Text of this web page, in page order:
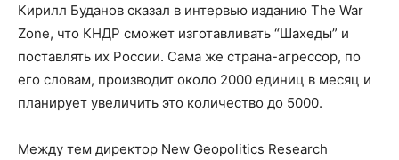
Кирилл Буданов сказал в интервью изданию The War
Zone, что КНДР сможет изготавливать “Шахеды” и
поставлять их России. Сама же страна-агрессор, по
его словам, производит около 2000 единиц в месяц и
планирует увеличить это количество до 5000.
Между тем директор New Geopolitics Research